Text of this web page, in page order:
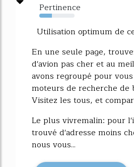
Pertinence
36%
Utilisation optimum de
En une seule page,
d'avion pas cher et au
avons regroupé pour
moteurs de recherche de
Visitez les tous, et
Le plus vivremalin: pour
trouvé d'adresse moins
nous vous...